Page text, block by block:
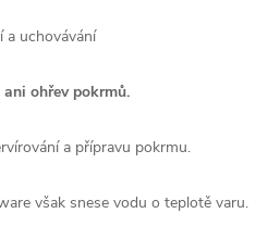
a uchovávání
ohřev pokrmů.
a přípravu pokrmu.
však snese vodu o teplotě varu.